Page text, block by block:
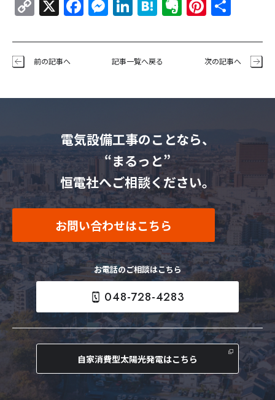
Copy
X Facebook
Messenger
LinkedIn
Hatena
Evernote
前の記事へ 記事一覧へ戻る 次の記事へ
電気設備工事のことなら、
“まるっと”
恒電社へご相談ください。
お問い合わせはこちら
お電話のご相談はこちら
048-728-4283
自家消費型太陽光発電はこちら